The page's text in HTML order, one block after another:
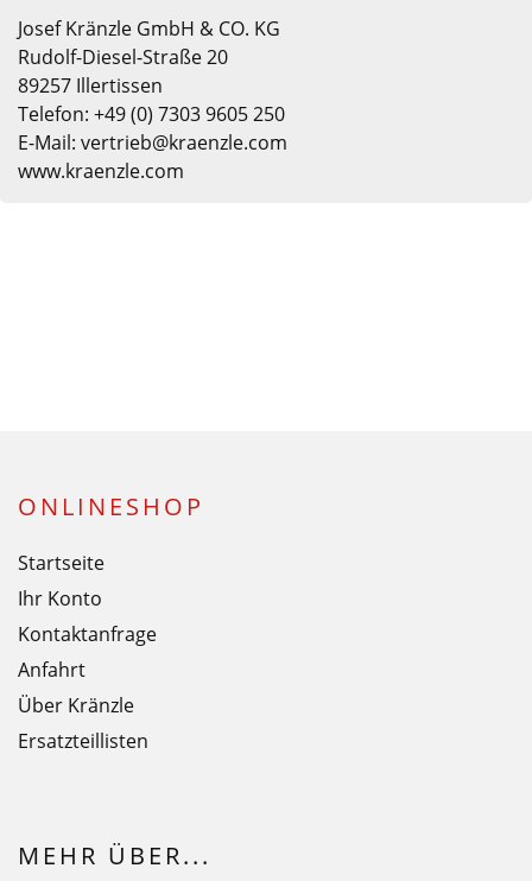
Josef Kränzle GmbH & CO. KG
Rudolf-Diesel-Straße 20
89257 Illertissen
Telefon: +49 (0) 7303 9605 250
E-Mail: vertrieb@kraenzle.com
www.kraenzle.com
ONLINESHOP
Startseite
Ihr Konto
Kontaktanfrage
Anfahrt
Über Kränzle
Ersatzteillisten
MEHR ÜBER...